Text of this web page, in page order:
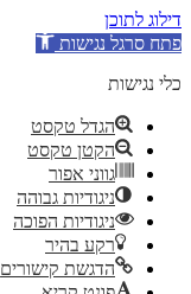
דילוג לתוכן
פתח סרגל נגישות
כלי נגישות
הגדל טקסט
הקטן טקסט
גווני אפור
ניגודיות גבוהה
ניגודיות הפוכה
רקע בהיר
הדגשת קישורים